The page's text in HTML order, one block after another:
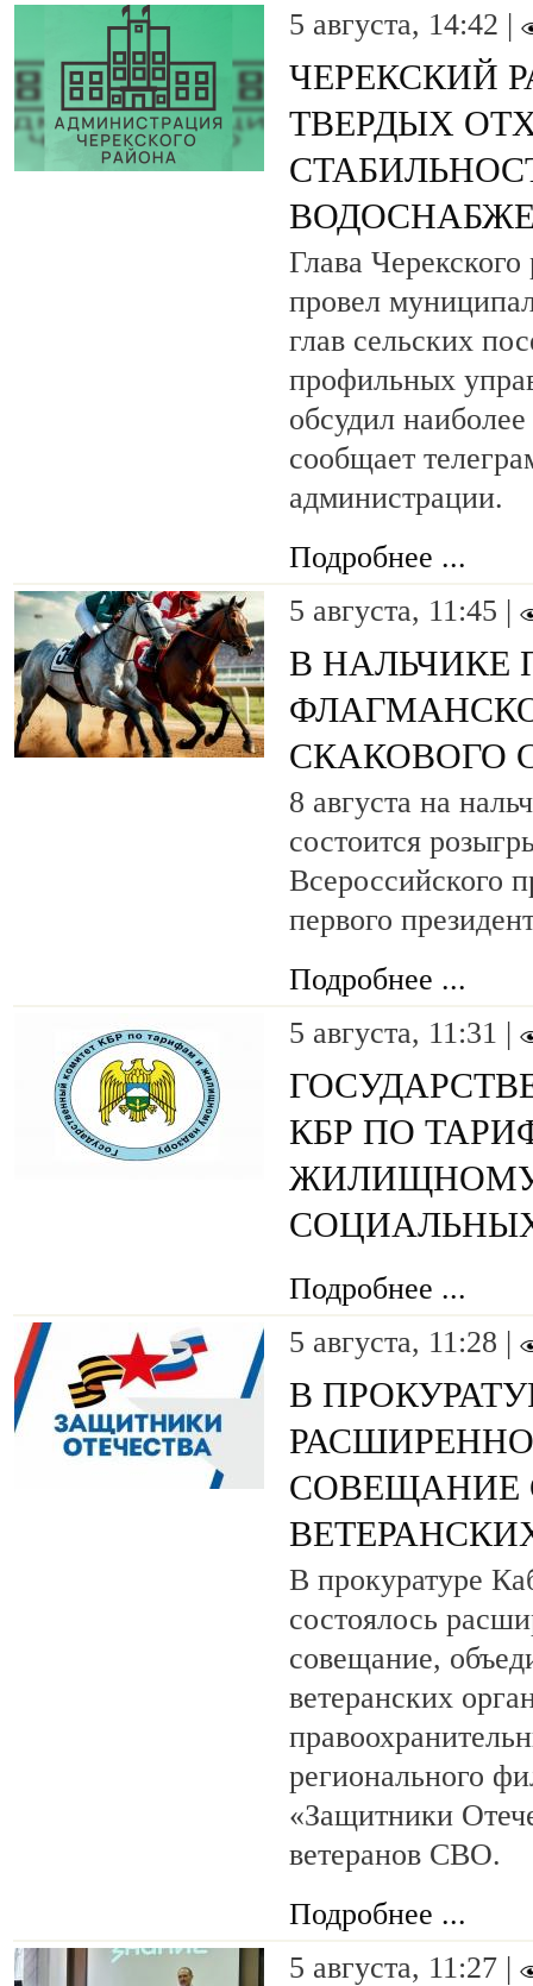
5 августа, 14:42 |
ЧЕРЕКСКИЙ
ТВЕРДЫХ
Глава
провел
глав сельских
профильных
обсудил
сообщает
администрации.
Подробнее ...
5 августа, 11:45 |
В НАЛЬЧИКЕ
СКАКОВОГО
8 августа на
состоится
Всероссийского
первого
Подробнее ...
5 августа, 11:31 |
КБР ПО
ЖИЛИЩНОМУ
Подробнее ...
5 августа, 11:28 |
В
СОВЕЩАНИЕ
В прокуратуре
состоялось
совещание,
ветеранских
регионального
«Защитники
ветеранов СВО.
Подробнее ...
5 августа, 11:27 |